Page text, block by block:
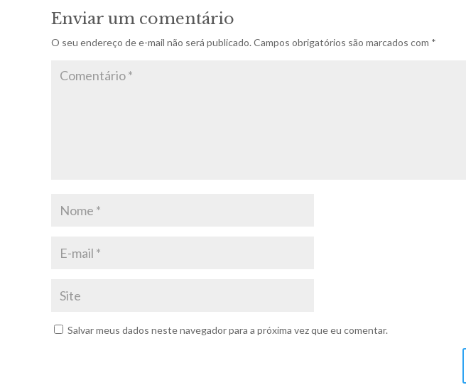
Enviar um comentário
O seu endereço de e-mail não será publicado. Campos obrigatórios são marcados com *
Salvar meus dados neste navegador para a próxima vez que eu comentar.